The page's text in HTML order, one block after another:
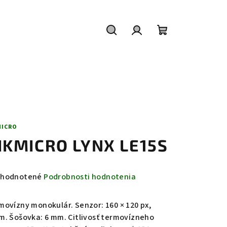
LYNX LE15S
Podrobnosti hodnotenia
monokulár. Senzor: 160 × 120 px,
Šošovka: 6 mm. Citlivosť termovízneho